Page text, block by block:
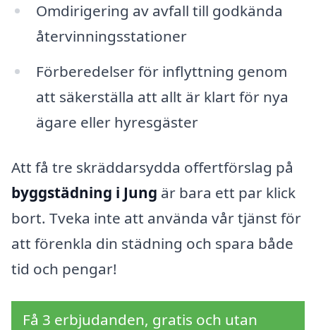
Omdirigering av avfall till godkända
återvinningsstationer
Förberedelser för inflyttning genom
att säkerställa att allt är klart för nya
ägare eller hyresgäster
Att få tre skräddarsydda offertförslag på
byggstädning i Jung är bara ett par klick
bort. Tveka inte att använda vår tjänst för
att förenkla din städning och spara både
tid och pengar!
Få 3 erbjudanden, gratis och utan